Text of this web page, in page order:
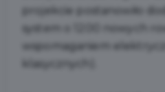
projekcie postanowiło
system o
nowych
wspomaganiem
klasycznych).